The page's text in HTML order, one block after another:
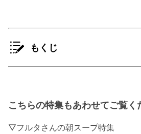
もくじ
こちらの特集もあわせてご覧く
▽フルタさんの朝スープ特集